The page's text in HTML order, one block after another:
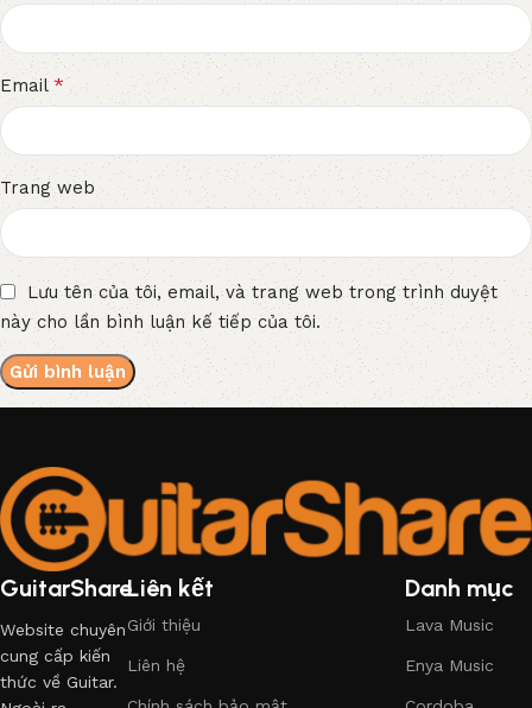
Email *
Trang web
Lưu tên của tôi, email, và trang web trong trình duyệt
này cho lần bình luận kế tiếp của tôi.
GuitarShare
Website chuyên
cung cấp kiến
thức về Guitar.
Liên kết
Giới thiệu
Liên hệ
Danh mục
Lava Music
Enya Music